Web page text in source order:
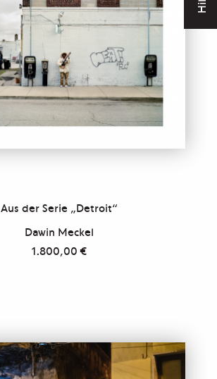
Aus der Serie „Detroit“
Dawin Meckel
1.800,00€